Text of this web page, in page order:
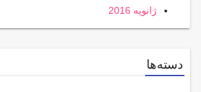
ژانویه 2016
دسته‌ها